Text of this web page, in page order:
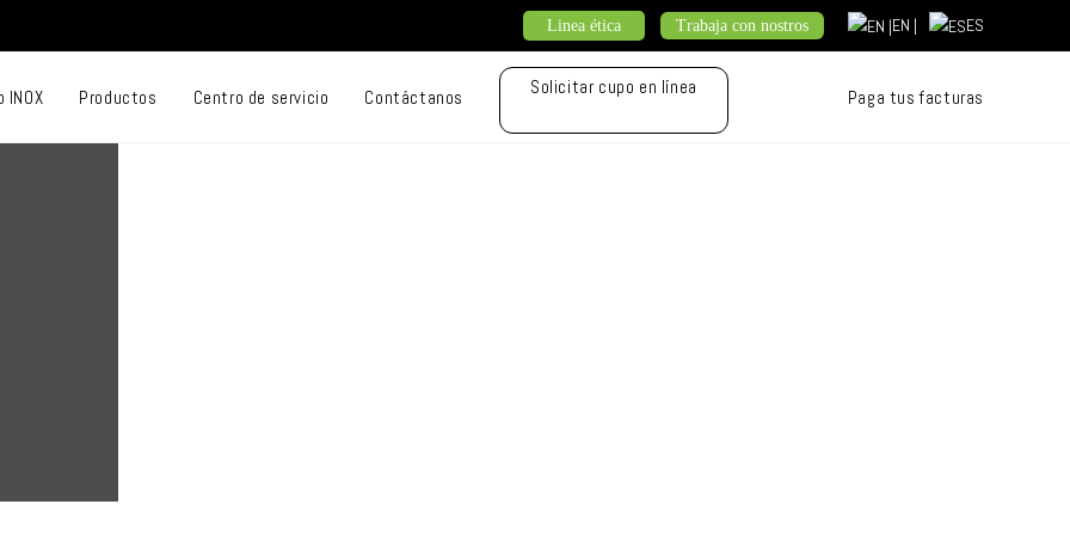
Linea ética Trabaja con nostros EN | ES
INOX Productos Centro de servicio Contáctanos Solicitar cupo en línea Paga tus facturas